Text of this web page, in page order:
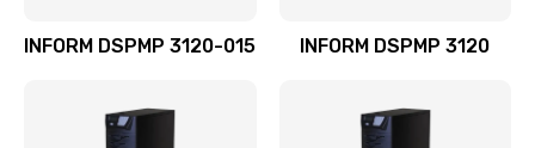
INFORM DSPMP 3120-015 INFORM DSPMP 3120